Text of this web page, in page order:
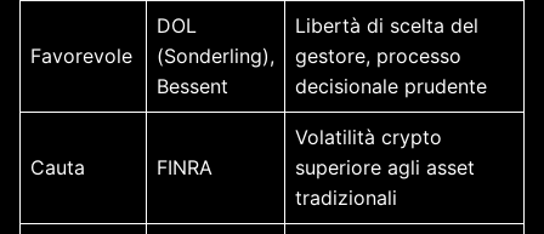
Favorevole
DOL
(Sonderling),
Bessent
Libertà di scelta del
gestore, processo
decisionale prudente
Cauta FINRA
Volatilità crypto
superiore agli asset
tradizionali